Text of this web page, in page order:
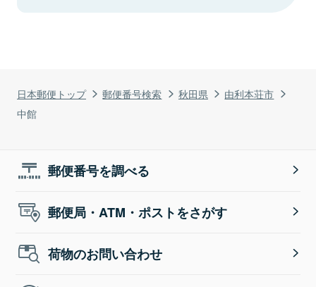
日本郵便トップ 郵便番号検索 秋田県
由利本荘市
中館
郵便番号を調べる
郵便局・ATM・ポストをさがす
荷物のお問い合わせ